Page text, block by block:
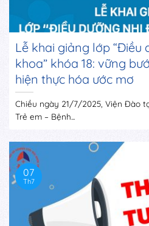
Lễ khai giảng lớp “Điều
khoa” khóa 18: vững
hiện thực hóa ước mơ
Chiều ngày 21/7/2025, Viện Đào
Trẻ em – Bệnh...
07
Th7